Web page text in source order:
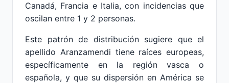
Canadá, Francia e Italia, con incidencias que
oscilan entre 1 y 2 personas.
Este patrón de distribución sugiere que el
apellido Aranzamendi tiene raíces europeas,
específicamente en la región vasca o
española, y que su dispersión en América se